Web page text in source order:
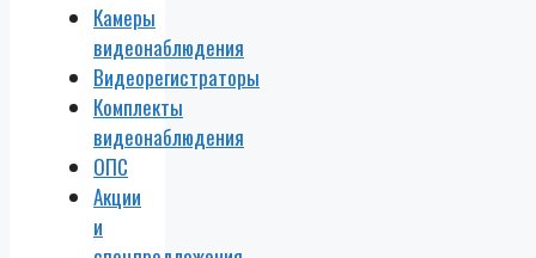
Камеры
видеонаблюдения
Видеорегистраторы
Комплекты
видеонаблюдения
ОПС
Акции
и